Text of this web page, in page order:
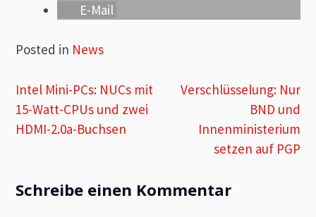
E-Mail
Posted in News
Beitragsnavigation
Intel Mini-PCs: NUCs mit
15-Watt-CPUs und zwei
HDMI-2.0a-Buchsen
Verschlüsselung: Nur
BND und
Innenministerium
setzen auf PGP
Schreibe einen Kommentar